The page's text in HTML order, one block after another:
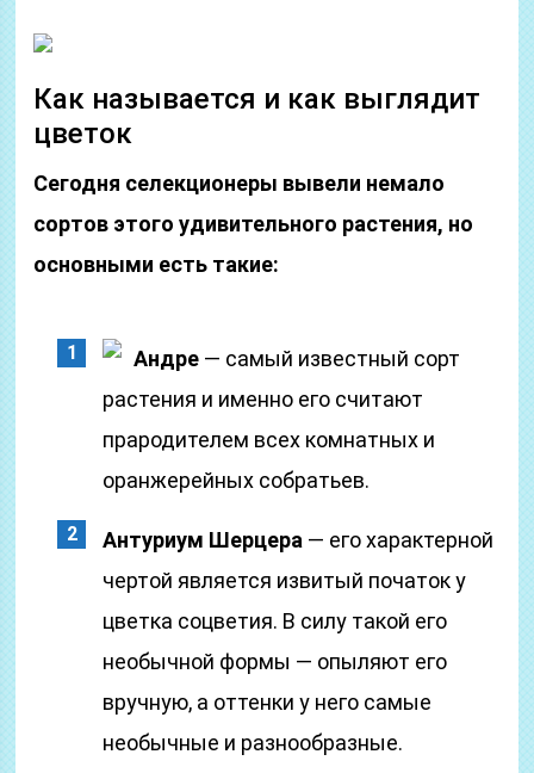
Как называется и как выглядит
цветок
Сегодня селекционеры вывели немало
сортов этого удивительного растения, но
основными есть такие:
Андре — самый известный сорт
растения и именно его считают
прародителем всех комнатных и
оранжерейных собратьев.
Антуриум Шерцера — его характерной
чертой является извитый початок у
цветка соцветия. В силу такой его
необычной формы — опыляют его
вручную, а оттенки у него самые
необычные и разнообразные.